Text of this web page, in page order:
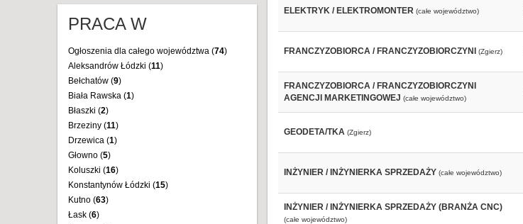
PRACA W
Ogłoszenia dla całego województwa (74)
Aleksandrów Łódzki (11)
Bełchatów (9)
Biała Rawska (1)
Błaszki (2)
Brzeziny (11)
Drzewica (1)
Głowno (5)
Koluszki (16)
Konstantynów Łódzki (15)
Kutno (63)
Łask (6)
ELEKTRYK / ELEKTROMONTER (całe województwo)
FRANCZYZOBIORCA / FRANCZYZOBIORCZYNI (Zgierz)
FRANCZYZOBIORCA / FRANCZYZOBIORCZYNI
AGENCJI MARKETINGOWEJ (całe województwo)
GEODETA/TKA (Zgierz)
INŻYNIER / INŻYNIERKA SPRZEDAŻY (całe województwo)
INŻYNIER / INŻYNIERKA SPRZEDAŻY (BRANŻA CNC)
(całe województwo)